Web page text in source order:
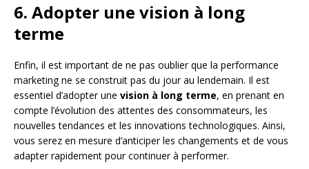
6. Adopter une vision à long
terme
Enfin, il est important de ne pas oublier que la performance
marketing ne se construit pas du jour au lendemain. Il est
essentiel d’adopter une vision à long terme, en prenant en
compte l’évolution des attentes des consommateurs, les
nouvelles tendances et les innovations technologiques. Ainsi,
vous serez en mesure d’anticiper les changements et de vous
adapter rapidement pour continuer à performer.